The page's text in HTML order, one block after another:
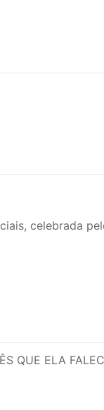
celebrada
QUE ELA